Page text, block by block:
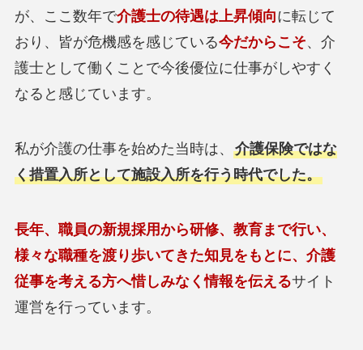
が、ここ数年で介護士の待遇は上昇傾向に転じて
おり、皆が危機感を感じている今だからこそ、介
護士として働くことで今後優位に仕事がしやすく
なると感じています。
私が介護の仕事を始めた当時は、 介護保険ではな
く措置入所として施設入所を行う時代でした。
長年、職員の新規採用から研修、教育まで行い、
様々な職種を渡り歩いてきた知見をもとに、介護
従事を考える方へ惜しみなく情報を伝えるサイト
運営を行っています。